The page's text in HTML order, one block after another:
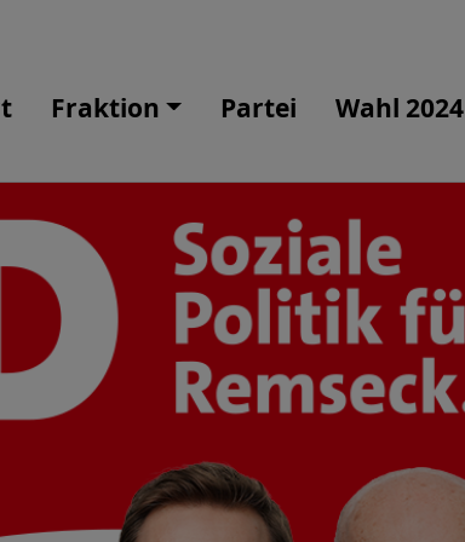
Fraktion Partei Wahl 2024